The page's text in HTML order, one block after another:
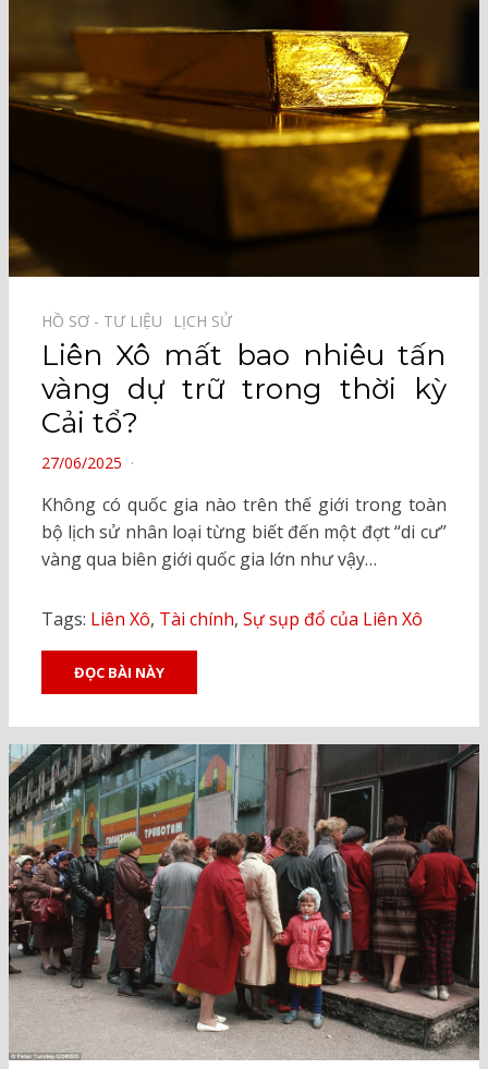
HỒ SƠ - TƯ LIỆU⠀ LỊCH SỬ⠀
Liên Xô mất bao nhiêu tấn
vàng dự trữ trong thời kỳ
Cải tổ?
POSTED
27/06/2025
Không có quốc gia nào trên thế giới trong toàn
bộ lịch sử nhân loại từng biết đến một đợt “di cư”
vàng qua biên giới quốc gia lớn như vậy…
Tags: Liên Xô, Tài chính, Sự sụp đổ của Liên Xô
ĐỌC BÀI NÀY